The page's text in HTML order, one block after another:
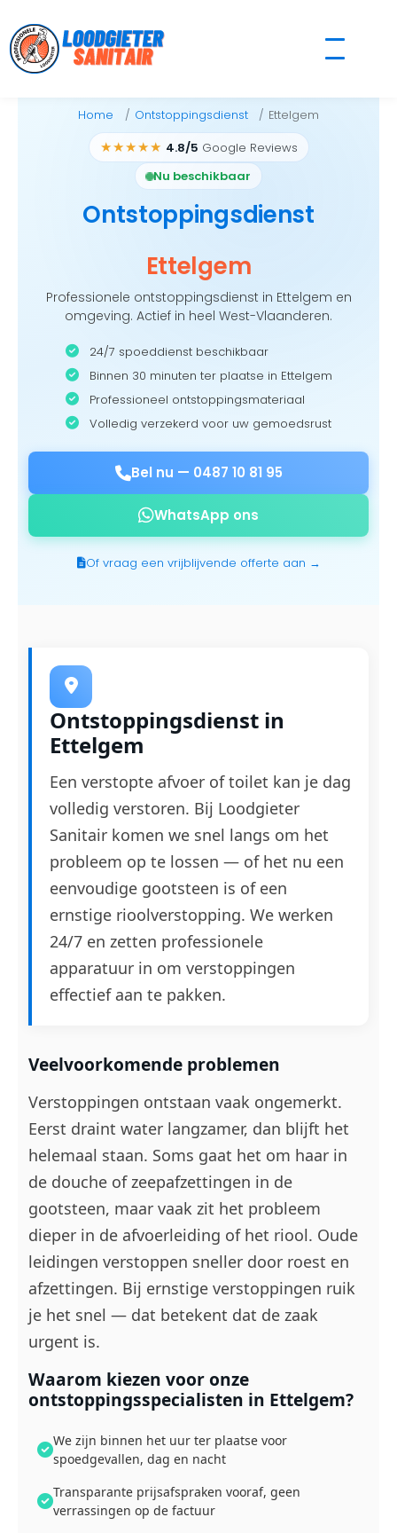
to
content
Home Ontstoppingsdienst Ettelgem
★★★★★ 4.8/5 Google Reviews
Nu beschikbaar
Ontstoppingsdienst
Ettelgem
Professionele ontstoppingsdienst in Ettelgem en
omgeving. Actief in heel West-Vlaanderen.
24/7 spoeddienst beschikbaar
Binnen 30 minuten ter plaatse in Ettelgem
Professioneel ontstoppingsmateriaal
Volledig verzekerd voor uw gemoedsrust
Bel nu — 0487 10 81 95
WhatsApp ons
Of vraag een vrijblijvende offerte aan →
Ontstoppingsdienst in
Ettelgem
Een verstopte afvoer of toilet kan je dag
volledig verstoren. Bij Loodgieter
Sanitair komen we snel langs om het
probleem op te lossen — of het nu een
eenvoudige gootsteen is of een
ernstige rioolverstopping. We werken
24/7 en zetten professionele
apparatuur in om verstoppingen
effectief aan te pakken.
Veelvoorkomende problemen
Verstoppingen ontstaan vaak ongemerkt.
Eerst draint water langzamer, dan blijft het
helemaal staan. Soms gaat het om haar in
de douche of zeepafzettingen in de
gootsteen, maar vaak zit het probleem
dieper in de afvoerleiding of het riool. Oude
leidingen verstoppen sneller door roest en
afzettingen. Bij ernstige verstoppingen ruik
je het snel — dat betekent dat de zaak
urgent is.
Waarom kiezen voor onze
ontstoppingsspecialisten in Ettelgem?
We zijn binnen het uur ter plaatse voor
spoedgevallen, dag en nacht
Transparante prijsafspraken vooraf, geen
verrassingen op de factuur